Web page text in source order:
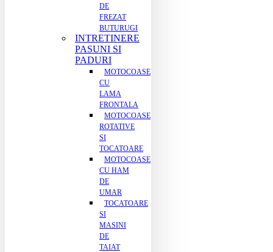
DE
FREZAT
BUTURUGI
INTRETINERE
PASUNI SI
PADURI
MOTOCOASE
CU
LAMA
FRONTALA
MOTOCOASE
ROTATIVE
SI
TOCATOARE
MOTOCOASE
CU HAM
DE
UMAR
TOCATOARE
SI
MASINI
DE
TAIAT